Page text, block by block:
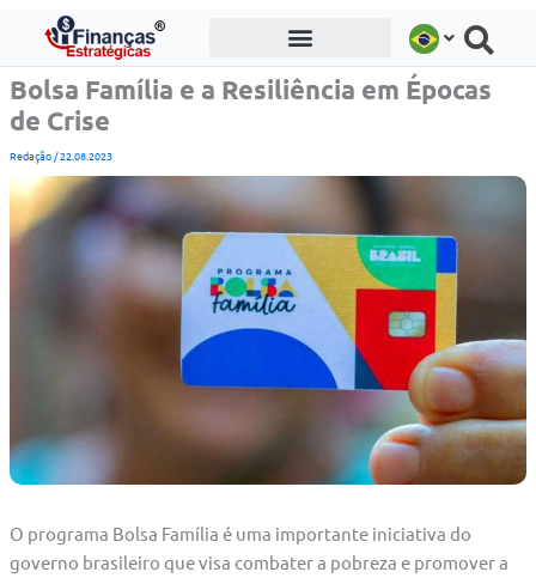
conteúdo
Bolsa Família e a Resiliência em Épocas
de Crise
Redação/22.08.2023
O programa Bolsa Família é uma importante iniciativa do
governo brasileiro que visa combater a pobreza e promover a